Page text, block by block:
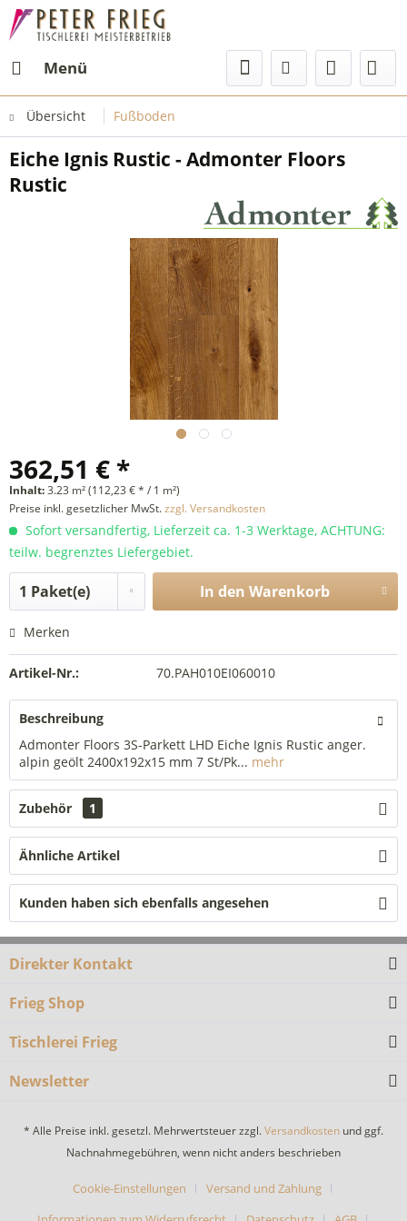
Menü
Übersicht Fußboden
Eiche Ignis Rustic - Admonter Floors
Rustic
362,51 € *
Inhalt:3.23 m² (112,23 € * / 1 m²)
Preise inkl. gesetzlicher MwSt.zzgl. Versandkosten
Sofort versandfertig, Lieferzeit ca. 1-3 Werktage, ACHTUNG:
teilw. begrenztes Liefergebiet.
In den Warenkorb
Merken
Artikel-Nr.: 70.PAH010EI060010
Beschreibung
Admonter Floors 3S-Parkett LHD Eiche Ignis Rustic anger.
alpin geölt 2400x192x15 mm 7 St/Pk... mehr
Zubehör 1
Ähnliche Artikel
Kunden haben sich ebenfalls angesehen
Direkter Kontakt
Frieg Shop
Tischlerei Frieg
Newsletter
* Alle Preise inkl. gesetzl. Mehrwertsteuer zzgl.Versandkosten und ggf.
Nachnahmegebühren, wenn nicht anders beschrieben
Cookie-Einstellungen
Versand und Zahlung